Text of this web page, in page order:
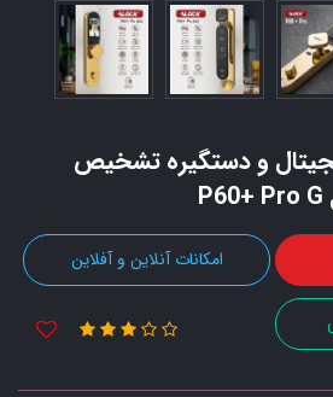
و دستگیره تشخیص
امکانات آنلاین و آفلاین